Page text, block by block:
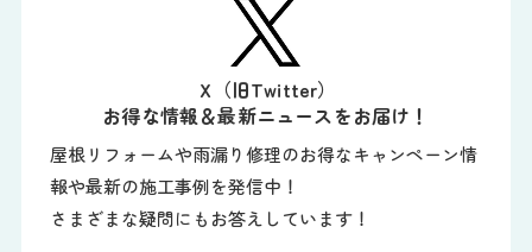
X（旧Twitter）
お得な情報＆最新ニュースをお届け！
屋根リフォームや雨漏り修理のお得なキャンペーン情
報や最新の施工事例を発信中！
さまざまな疑問にもお答えしています！